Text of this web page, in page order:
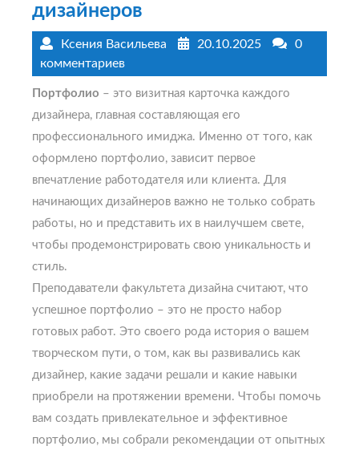
дизайнеров
Ксения Васильева 20.10.2025
0
комментариев
Портфолио – это визитная карточка каждого
дизайнера, главная составляющая его
профессионального имиджа. Именно от того, как
оформлено портфолио, зависит первое
впечатление работодателя или клиента. Для
начинающих дизайнеров важно не только собрать
работы, но и представить их в наилучшем свете,
чтобы продемонстрировать свою уникальность и
стиль.
Преподаватели факультета дизайна считают, что
успешное портфолио – это не просто набор
готовых работ. Это своего рода история о вашем
творческом пути, о том, как вы развивались как
дизайнер, какие задачи решали и какие навыки
приобрели на протяжении времени. Чтобы помочь
вам создать привлекательное и эффективное
портфолио, мы собрали рекомендации от опытных